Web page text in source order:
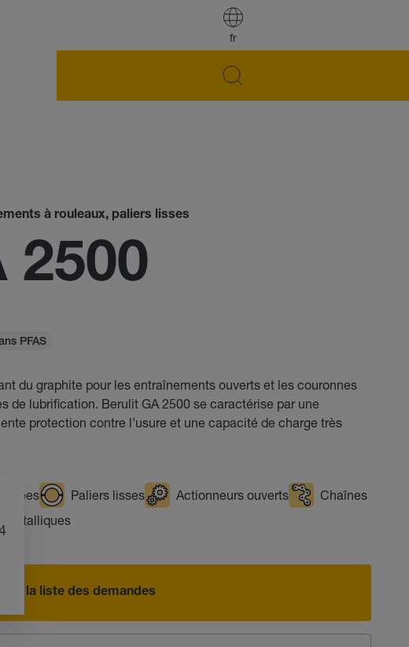
fr
à rouleaux, paliers lisses
2500
PFAS
du graphite pour les entraînements ouverts et les couronnes
de lubrification. Berulit GA 2500 se caractérise par une
protection contre l'usure et une capacité de charge très
Paliers lisses Actionneurs ouverts
Chaînes
métalliques
à la liste des demandes